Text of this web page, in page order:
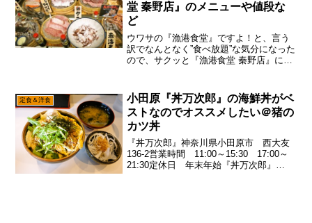
堂 秦野店』のメニューや値段な
ど
ウワサの『漁港食堂』ですよ！と、言う
訳でなんとなく”食べ放題”な気分になった
ので、サクッと『漁港食堂 秦野店』に行
チェーン店は”刺身食べ放題”をウリにして
いて、わりとあ...
定食＆洋食
小田原『丼万次郎』の海鮮丼がベ
ストなのでオススメしたい＠猪の
カツ丼
『丼万次郎』神奈川県小田原市 西大友
136-2営業時間 11:00～15:30 17:00～
21:30定休日 年末年始『丼万次郎』